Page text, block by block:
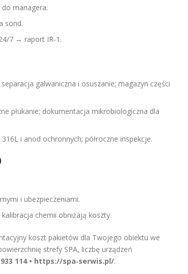
managera.
sond.
7 → raport IR‑1.
separacja galwaniczna i osuszanie; magazyn części
płukanie; dokumentacja mikrobiologiczna dla
i anod ochronnych; półroczne inspekcje.
i ubezpieczeniami.
chemii obniżają koszty.
koszt pakietów dla Twojego obiektu we
strefy SPA, liczbę urządzeń
114 • https://spa‑serwis.pl/.